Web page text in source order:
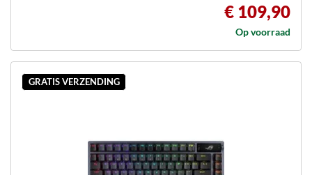
€ 109,90
Op voorraad
GRATIS VERZENDING